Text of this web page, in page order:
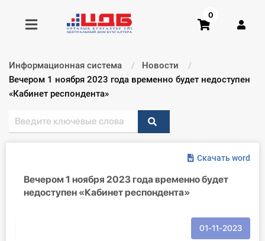
Получить консультацию
Главная ИС
Консультации
0
Информационная система
Новости
Текущий:
Вечером 1 ноября 2023 года временно будет недоступен
«Кабинет респондента»
Скачать word
Вечером 1 ноября 2023 года временно будет
недоступен «Кабинет респондента»
01-11-2023